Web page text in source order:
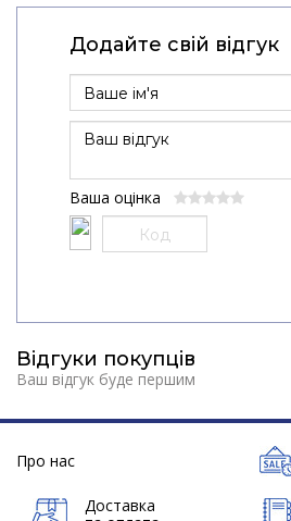
Додайте свій відгук
Ваша оцінка
Відгуки покупців
Ваш відгук буде першим
Про нас
Доставка